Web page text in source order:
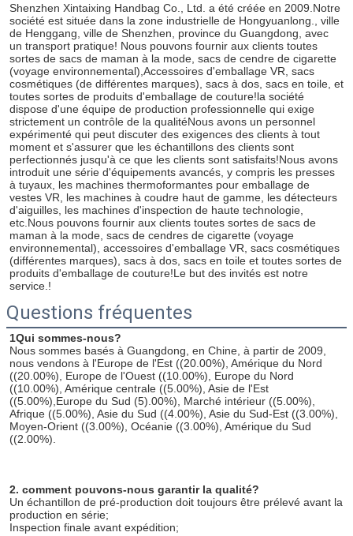
Shenzhen Xintaixing Handbag Co., Ltd. a été créée en 2009.Notre
société est située dans la zone industrielle de Hongyuanlong., ville
de Henggang, ville de Shenzhen, province du Guangdong, avec
un transport pratique! Nous pouvons fournir aux clients toutes
sortes de sacs de maman à la mode, sacs de cendre de cigarette
(voyage environnemental),Accessoires d'emballage VR, sacs
cosmétiques (de différentes marques), sacs à dos, sacs en toile, et
toutes sortes de produits d'emballage de couture!la société
dispose d'une équipe de production professionnelle qui exige
strictement un contrôle de la qualitéNous avons un personnel
expérimenté qui peut discuter des exigences des clients à tout
moment et s'assurer que les échantillons des clients sont
perfectionnés jusqu'à ce que les clients sont satisfaits!Nous avons
introduit une série d'équipements avancés, y compris les presses
à tuyaux, les machines thermoformantes pour emballage de
vestes VR, les machines à coudre haut de gamme, les détecteurs
d'aiguilles, les machines d'inspection de haute technologie,
etc.Nous pouvons fournir aux clients toutes sortes de sacs de
maman à la mode, sacs de cendres de cigarette (voyage
environnemental), accessoires d'emballage VR, sacs cosmétiques
(différentes marques), sacs à dos, sacs en toile et toutes sortes de
produits d'emballage de couture!Le but des invités est notre
service.!
Questions fréquentes
1Qui sommes-nous?
Nous sommes basés à Guangdong, en Chine, à partir de 2009,
nous vendons à l'Europe de l'Est ((20.00%), Amérique du Nord
((20.00%), Europe de l'Ouest ((10.00%), Europe du Nord
((10.00%), Amérique centrale ((5.00%), Asie de l'Est
((5.00%),Europe du Sud (5).00%), Marché intérieur ((5.00%),
Afrique ((5.00%), Asie du Sud ((4.00%), Asie du Sud-Est ((3.00%),
Moyen-Orient ((3.00%), Océanie ((3.00%), Amérique du Sud
((2.00%).
2. comment pouvons-nous garantir la qualité?
Un échantillon de pré-production doit toujours être prélevé avant la
production en série;
Inspection finale avant expédition;